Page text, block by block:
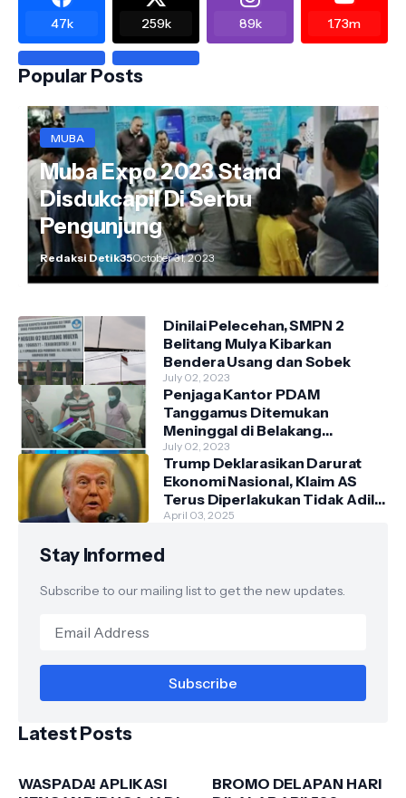
47k 259k 89k 1.73m
Popular Posts
MUBA
Muba Expo 2023 Stand
Disdukcapil Di Serbu
Pengunjung
Redaksi Detik35October 31, 2023
Dinilai Pelecehan, SMPN 2
Belitang Mulya Kibarkan
Bendera Usang dan Sobek
July 02, 2023
Penjaga Kantor PDAM
Tanggamus Ditemukan
Meninggal di Belakang
Kantornya.
July 02, 2023
Trump Deklarasikan Darurat
Ekonomi Nasional, Klaim AS
Terus Diperlakukan Tidak Adil
oleh Negara Asing"
April 03, 2025
Stay Informed
Subscribe to our mailing list to get the new updates.
Latest Posts
WASPADA! APLIKASI
BROMO DELAPAN HARI